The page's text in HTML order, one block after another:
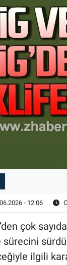
- 12:06
çok
ilgili